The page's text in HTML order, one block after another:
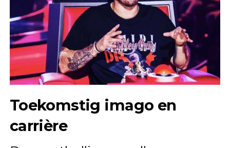
Toekomstig imago en
carrière